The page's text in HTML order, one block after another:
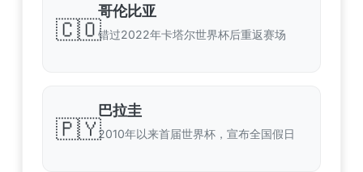
🇨🇴
哥伦比亚
错过2022年卡塔尔世界杯后重返赛场
🇵🇾
巴拉圭
2010年以来首届世界杯，宣布全国假日